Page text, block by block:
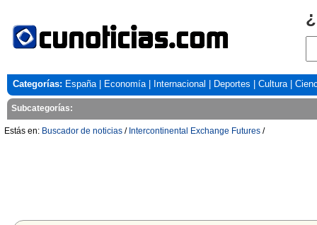
Categorías: España| Economía| Internacional Deportes Cultura|
Subcategorías:
Estás en: Buscador de noticias / Intercontinental Exchange Futures /